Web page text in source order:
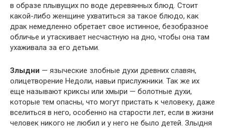
в образе плывущих по воде деревянных блюд. Стоит
какой-либо женщине ухватиться за такое блюдо, как
драк немедленно обретает свое истинное, безобразное
обличье и утаскивает несчастную на дно, чтобы она там
ухаживала за его детьми.
Злыдни — языческие злобные духи древних славян,
олицетворение Недоли, навьи прислужники. Так же их
еще называют криксы или хмыри — болотные духи,
которые тем опасны, что могут пристать к человеку, даже
вселиться в него, особенно на старости лет, если в жизни
человек никого не любил и у него не было детей. Злыдня